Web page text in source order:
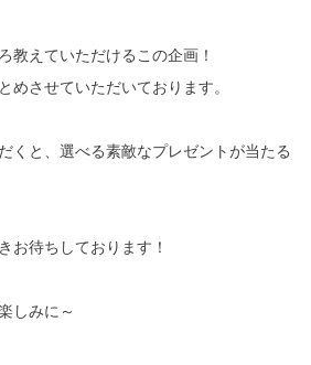
教えていただけるこの企画！
めさせていただいております。
くと、選べる素敵なプレゼントが当たる
お待ちしております！
しみに～